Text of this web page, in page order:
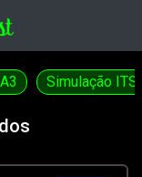
Simulação